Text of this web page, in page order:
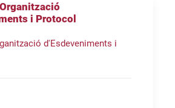
i Protocol
d'Esdeveniments i